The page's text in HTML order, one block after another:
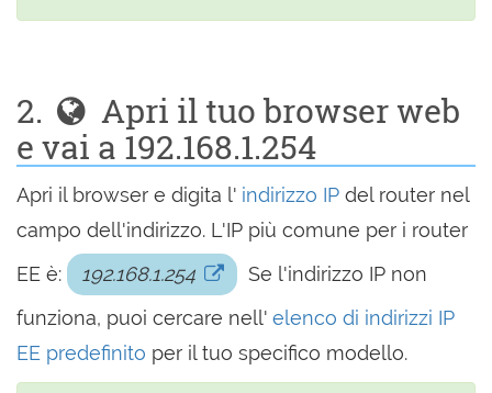
2.
Apri il tuo browser web
e vai a 192.168.1.254
Apri il browser e digita l' indirizzo IP del router nel
campo dell'indirizzo. L'IP più comune per i router
EE è:
192.168.1.254
Se l'indirizzo IP non
funziona, puoi cercare nell' elenco di indirizzi IP
EE predefinito per il tuo specifico modello.